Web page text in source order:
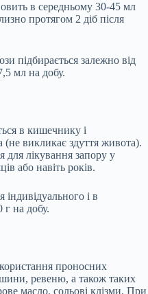
в середньому 30-45 мл
протягом 2 діб після
підбирається залежно від
мл на добу.
в кишечнику і
(не викликає здуття живота).
для лікування запору у
або навіть років.
індивідуального і в
г на добу.
проносних
ревеню, а також таких
масло, сольові клізми. При